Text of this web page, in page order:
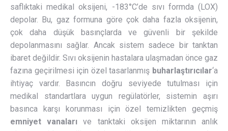
saflıktaki medikal oksijeni, -183°C’de sıvı formda (LOX)
depolar. Bu, gaz formuna göre çok daha fazla oksijenin,
çok daha düşük basınçlarda ve güvenli bir şekilde
depolanmasını sağlar. Ancak sistem sadece bir tanktan
ibaret değildir. Sıvı oksijenin hastalara ulaşmadan önce gaz
fazına geçirilmesi için özel tasarlanmış buharlaştırıcılar‘a
ihtiyaç vardır. Basıncın doğru seviyede tutulması için
medikal standartlara uygun regülatörler, sistemin aşırı
basınca karşı korunması için özel temizlikten geçmiş
emniyet vanaları ve tanktaki oksijen miktarının anlık